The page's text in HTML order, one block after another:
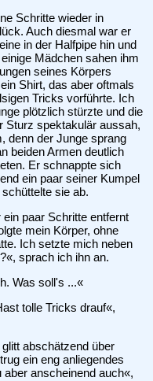
Schritte wieder in
Auch diesmal war er
in der Halfpipe hin und
Mädchen sahen ihm
seines Körpers
Shirt, das aber oftmals
Tricks vorführte. Ich
plötzlich stürzte und die
Sturz spektakulär aussah,
denn der Junge sprang
beiden Armen deutlich
Er schnappte sich
ein paar seiner Kumpel
sie ab.
paar Schritte entfernt
mein Körper, ohne
Ich setzte mich neben
sprach ich ihn an.
Was soll's ...«
tolle Tricks drauf«,
abschätzend über
ein eng anliegendes
anscheinend auch«,